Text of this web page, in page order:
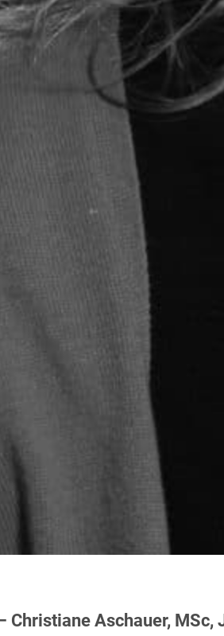
Christiane Aschauer, MSc,